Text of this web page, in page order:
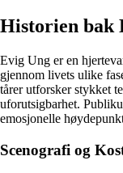
Historien bak
Evig Ung er en
gjennom livets ulike
tårer utforsker stykket
uforutsigbarhet.
emosjonelle
Scenografi og